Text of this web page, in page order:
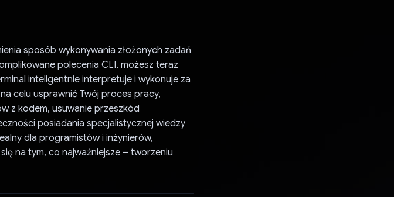
sposób wykonywania złożonych zadań
polecenia CLI, możesz teraz
inteligentnie interpretuje i wykonuje za
celu usprawnić Twój proces pracy,
z kodem, usuwanie przeszkód
posiadania specjalistycznej wiedzy
dla programistów i inżynierów,
na tym, co najważniejsze – tworzeniu